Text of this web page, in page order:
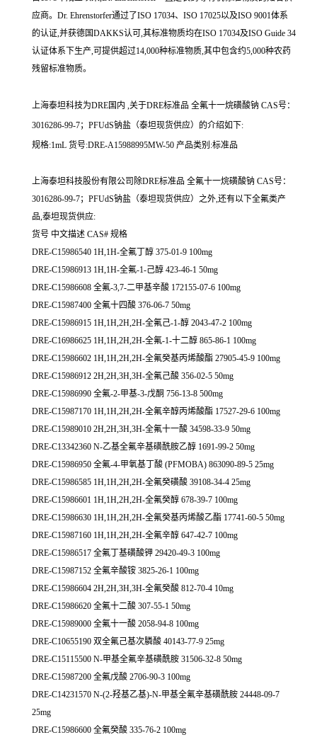
应商。Dr. Ehrenstorfer通过了ISO 17034、ISO 17025以及ISO 9001体系
的认证,并获德国DAKKS认可,其标准物质均在ISO 17034及ISO Guide 34
认证体系下生产,可提供超过14,000种标准物质,其中包含约5,000种农药
残留标准物质。
上海泰坦科技为DRE国内 ,关于DRE标准品 全氟十一烷磺酸钠 CAS号：
3016286-99-7；PFUdS钠盐（泰坦现货供应）的介绍如下:
规格:1mL 货号:DRE-A15988995MW-50 产品类别:标准品
上海泰坦科技股份有限公司除DRE标准品 全氟十一烷磺酸钠 CAS号：
3016286-99-7；PFUdS钠盐（泰坦现货供应）之外,还有以下全氟类产
品,泰坦现货供应:
货号 中文描述 CAS# 规格
DRE-C15986540 1H,1H-全氟丁醇 375-01-9 100mg
DRE-C15986913 1H,1H-全氟-1-己醇 423-46-1 50mg
DRE-C15986608 全氟-3,7-二甲基辛酸 172155-07-6 100mg
DRE-C15987400 全氟十四酸 376-06-7 50mg
DRE-C15986915 1H,1H,2H,2H-全氟己-1-醇 2043-47-2 100mg
DRE-C16986625 1H,1H,2H,2H-全氟-1-十二醇 865-86-1 100mg
DRE-C15986602 1H,1H,2H,2H-全氟癸基丙烯酸酯 27905-45-9 100mg
DRE-C15986912 2H,2H,3H,3H-全氟己酸 356-02-5 50mg
DRE-C15986990 全氟-2-甲基-3-戊酮 756-13-8 500mg
DRE-C15987170 1H,1H,2H,2H-全氟辛醇丙烯酸酯 17527-29-6 100mg
DRE-C15989010 2H,2H,3H,3H-全氟十一酸 34598-33-9 50mg
DRE-C13342360 N-乙基全氟辛基磺酰胺乙醇 1691-99-2 50mg
DRE-C15986950 全氟-4-甲氧基丁酸 (PFMOBA) 863090-89-5 25mg
DRE-C15986585 1H,1H,2H,2H-全氟癸磺酸 39108-34-4 25mg
DRE-C15986601 1H,1H,2H,2H-全氟癸醇 678-39-7 100mg
DRE-C15986630 1H,1H,2H,2H-全氟癸基丙烯酸乙酯 17741-60-5 50mg
DRE-C15987160 1H,1H,2H,2H-全氟辛醇 647-42-7 100mg
DRE-C15986517 全氟丁基磺酸钾 29420-49-3 100mg
DRE-C15987152 全氟辛酸铵 3825-26-1 100mg
DRE-C15986604 2H,2H,3H,3H-全氟癸酸 812-70-4 10mg
DRE-C15986620 全氟十二酸 307-55-1 50mg
DRE-C15989000 全氟十一酸 2058-94-8 100mg
DRE-C10655190 双全氟己基次膦酸 40143-77-9 25mg
DRE-C15115500 N-甲基全氟辛基磺酰胺 31506-32-8 50mg
DRE-C15987200 全氟戊酸 2706-90-3 100mg
DRE-C14231570 N-(2-羟基乙基)-N-甲基全氟辛基磺酰胺 24448-09-7
25mg
DRE-C15986600 全氟癸酸 335-76-2 100mg